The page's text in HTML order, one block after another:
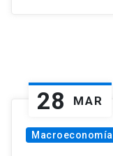
28 MAR
Macroeconomía